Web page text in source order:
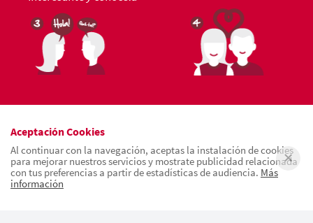
Aceptación Cookies
Al continuar con la navegación, aceptas la instalación de cookies
para mejorar nuestros servicios y mostrate publicidad relacionada
con tus preferencias a partir de estadísticas de audiencia. Más
información